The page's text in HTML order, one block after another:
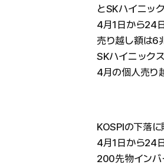
とSKハイニッ
4月1日から24
売り越し額は6
SKハイニック
4月の個人売り
KOSPIの下落に
4月1日から24
200先物インバ